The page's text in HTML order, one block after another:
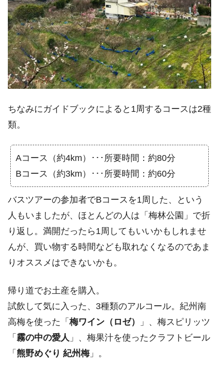
ちなみにガイドブックによると1周するコースは2種
類。
Aコース（約4km）･･･所要時間：約80分
Bコース（約3km）･･･所要時間：約60分
バスツアーの参加者でBコースを1周した、という
人もいましたが、ほとんどの人は「梅林公園」で折
り返し。満開だったら1周してもいいかもしれませ
んが、買い物する時間なども取れなくなるのであま
りオススメはできないかも。
帰り道でお土産を購入。
試飲して気に入った、3種類のアルコール。紀州南
高梅を使った「梅ワイン（ロゼ）
」、梅スピリッツ
「 霧の中の愛人 」、梅果汁を使ったクラフトビール
「 熊野めぐり 紀州梅」。